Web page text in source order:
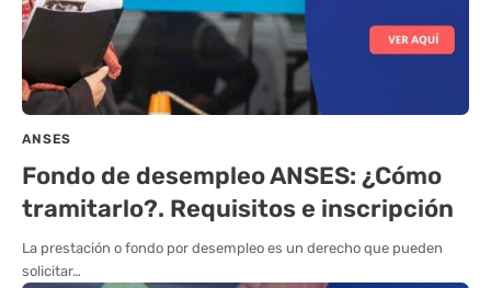
ANSES
Fondo de desempleo ANSES: ¿Cómo
tramitarlo?. Requisitos e inscripción
La prestación o fondo por desempleo es un derecho que pueden
solicitar…